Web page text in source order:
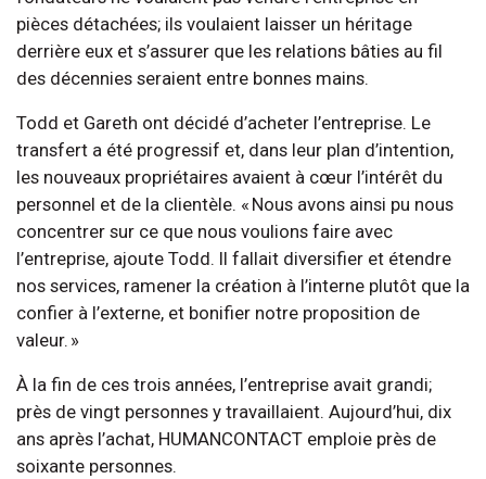
pièces détachées; ils voulaient laisser un héritage
derrière eux et s’assurer que les relations bâties au fil
des décennies seraient entre bonnes mains.
Todd et Gareth ont décidé d’acheter l’entreprise. Le
transfert a été progressif et, dans leur plan d’intention,
les nouveaux propriétaires avaient à cœur l’intérêt du
personnel et de la clientèle. « Nous avons ainsi pu nous
concentrer sur ce que nous voulions faire avec
l’entreprise, ajoute Todd. Il fallait diversifier et étendre
nos services, ramener la création à l’interne plutôt que la
confier à l’externe, et bonifier notre proposition de
valeur. »
À la fin de ces trois années, l’entreprise avait grandi;
près de vingt personnes y travaillaient. Aujourd’hui, dix
ans après l’achat, HUMANCONTACT emploie près de
soixante personnes.